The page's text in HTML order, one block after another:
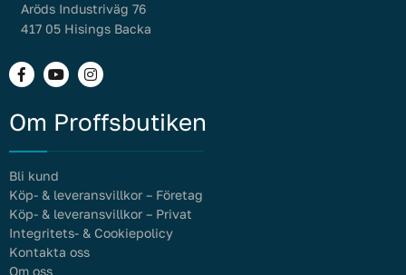
Aröds Industriväg 76
417 05 Hisings Backa
Om Proffsbutiken
Bli kund
Köp- & leveransvillkor – Företag
Köp- & leveransvillkor – Privat
Integritets- & Cookiepolicy
Kontakta oss
Om oss